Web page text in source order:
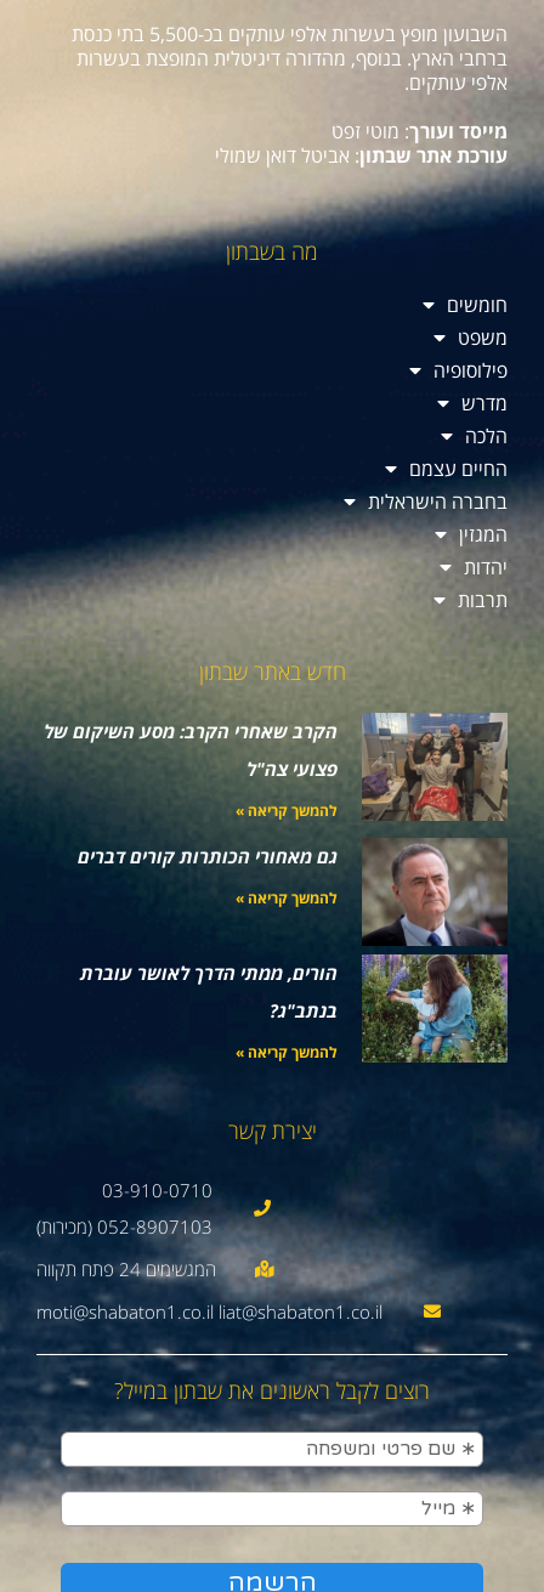
השבועון מופץ בעשרות אלפי עותקים בכ-5,500 בתי כנסת
ברחבי הארץ. בנוסף, מהדורה דיגיטלית המופצת בעשרות
אלפי עותקים.
מייסד ועורך: מוטי זפט
עורכת אתר שבתון: אביטל דואן שמולי
מה בשבתון
חומשים
משפט
פילוסופיה
מדרש
הלכה
החיים עצמם
בחברה הישראלית
המגזין
יהדות
תרבות
חדש באתר שבתון
הקרב שאחרי הקרב: מסע השיקום של
פצועי צה"ל
להמשך קריאה »
גם מאחורי הכותרות קורים דברים
להמשך קריאה »
הורים, ממתי הדרך לאושר עוברת
בנתב"ג?
להמשך קריאה »
יצירת קשר
03-910-0710
052-8907103 (מכירות)
moti@shabaton1.co.il liat@shabaton1.co.il
רוצים לקבל ראשונים את שבתון במייל?